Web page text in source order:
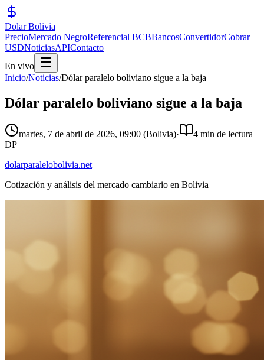
Dolar Bolivia
PrecioMercado NegroReferencial BCBBancosConvertidorCobrar
USDNoticiasAPIContacto
En vivo
Inicio/Noticias/Dólar paralelo boliviano sigue a la baja
Dólar paralelo boliviano sigue a la baja
martes, 7 de abril de 2026, 09:00 (Bolivia)·
4 min de lectura
DP
dolarparalelobolivia.net
Cotización y análisis del mercado cambiario en Bolivia